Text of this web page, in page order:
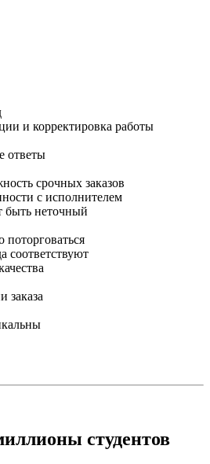
и корректировка работы
ответы
срочных заказов
с исполнителем
быть неточный
соответствуют
заказа
студентов